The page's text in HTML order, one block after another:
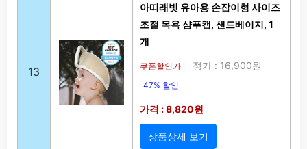
13
아띠래빗 유아용 손잡이형 사이즈
조절 목욕 샴푸캡, 샌드베이지, 1
개
쿠폰할인가 정가 : 16,900원
47% 할인
가격 : 8,820원
상품상세 보기